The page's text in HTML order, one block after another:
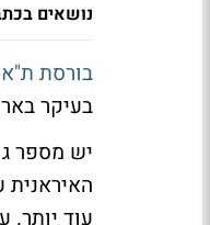
נושאים
בורסת
בעיקר
יש מספר
עוד